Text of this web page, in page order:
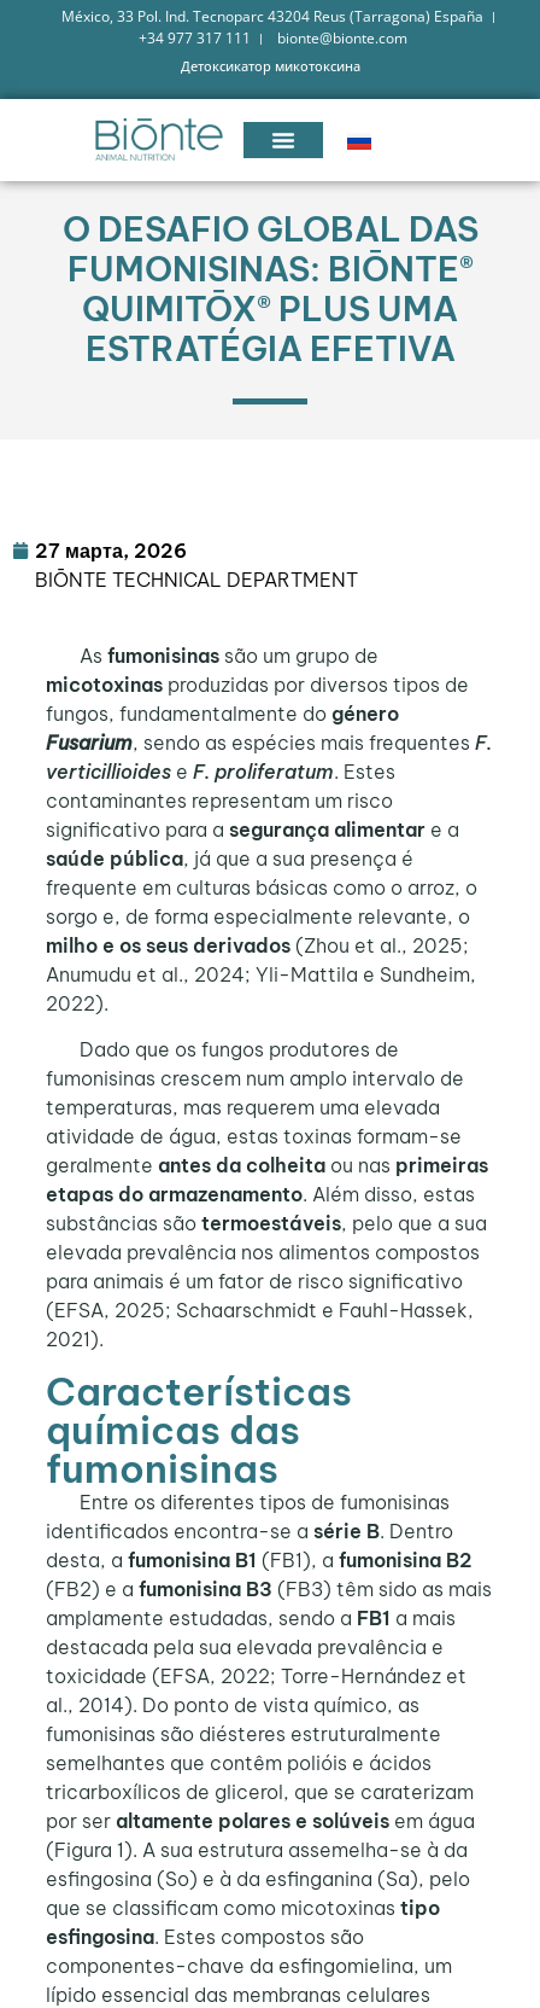
México, 33 Pol. Ind. Tecnoparc 43204 Reus (Tarragona) España
+34 977 317 111
bionte@bionte.com
Детоксикатор микотоксина
O DESAFIO GLOBAL DAS
FUMONISINAS: BIŌNTE®
QUIMITŌX® PLUS UMA
ESTRATÉGIA EFETIVA
27 марта, 2026
BIŌNTE TECHNICAL DEPARTMENT
As fumonisinassão um grupo de
micotoxinasproduzidas por diversos tipos de
fungos, fundamentalmente do género
Fusarium, sendo as espécies mais frequentes F.
verticillioidese F. proliferatum. Estes
contaminantes representam um risco
significativo para a segurança alimentare a
saúde pública, já que a sua presença é
frequente em culturas básicas como o arroz, o
sorgo e, de forma especialmente relevante, o
milho e os seus derivados(Zhou et al., 2025;
Anumudu et al., 2024; Yli-Mattila e Sundheim,
2022).
Dado que os fungos produtores de
fumonisinas crescem num amplo intervalo de
temperaturas, mas requerem uma elevada
atividade de água, estas toxinas formam-se
geralmente antes da colheitaou nas primeiras
etapas do armazenamento. Além disso, estas
substâncias são termoestáveis, pelo que a sua
elevada prevalência nos alimentos compostos
para animais é um fator de risco significativo
(EFSA, 2025; Schaarschmidt e Fauhl-Hassek,
2021).
Características
químicas das
fumonisinas
Entre os diferentes tipos de fumonisinas
identificados encontra-se a série B. Dentro
desta, a fumonisina B1 (FB1), a fumonisina B2
(FB2) e a fumonisina B3 (FB3) têm sido as mais
amplamente estudadas, sendo a FB1 a mais
destacada pela sua elevada prevalência e
toxicidade (EFSA, 2022; Torre-Hernández et
al., 2014). Do ponto de vista químico, as
fumonisinas são diésteres estruturalmente
semelhantes que contêm polióis e ácidos
tricarboxílicos de glicerol, que se caraterizam
por ser altamente polares e solúveisem água
(Figura 1). A sua estrutura assemelha-se à da
esfingosina (So) e à da esfinganina (Sa), pelo
que se classificam como micotoxinas tipo
esfingosina. Estes compostos são
componentes-chave da esfingomielina, um
lípido essencial das membranas celulares